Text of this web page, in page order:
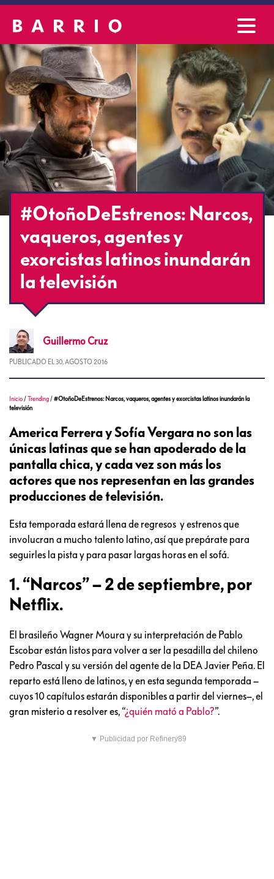
#OtoñoDeEstrenos: Narcos,
vaqueros, agentes y
exorcistas latinos inundarán
la televisión
Guillermo Cruz
PUBLICADO EL 30, AGOSTO 2016
Inicio /Trending /#OtoñoDeEstrenos: Narcos, vaqueros, agentes y exorcistas latinos inundarán la
televisión
America Ferrera y Sofía Vergara no son las
únicas latinas que se han apoderado de la
pantalla chica, y cada vez son más los
actores que nos representan en las grandes
producciones de televisión.
Esta temporada estará llena de regresos y estrenos que
involucran a mucho talento latino, así que prepárate para
seguirles la pista y para pasar largas horas en el sofá.
1. “Narcos” – 2 de septiembre, por
Netflix.
El brasileño Wagner Moura y su interpretación de Pablo
Escobar están listos para volver a ser la pesadilla del chileno
Pedro Pascal y su versión del agente de la DEA Javier Peña. El
reparto está lleno de latinos, y en esta segunda temporada –
cuyos 10 capítulos estarán disponibles a partir del viernes–, el
gran misterio a resolver es, “¿quién mató a Pablo?”.
▼ Publicidad por Refinery89